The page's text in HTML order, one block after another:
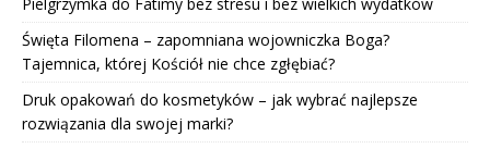
Święta Filomena – zapomniana wojowniczka Boga?
Tajemnica, której Kościół nie chce zgłębiać?
Druk opakowań do kosmetyków – jak wybrać najlepsze
rozwiązania dla swojej marki?